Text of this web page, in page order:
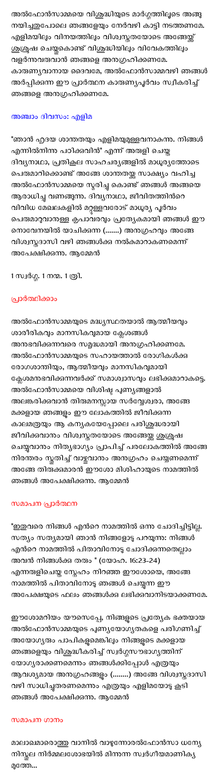
അല്‍ഫോന്‍സാമ്മയെ വിശുദ്ധിയുടെ മാര്‍ഗ്ഗത്തിലൂടെ അങ്ങു
നയിച്ചതുപോലെ ഞങ്ങളേയും നേര്‍വഴി കാട്ടി നടത്തണമേ.
എളിമയിലും വിനയത്തിലും വിശ്വസ്തതയോടെ അങ്ങേയ്ക്ക്
ശുശ്രുഷ ചെയ്തുകൊണ്ട് വിശുദ്ധിയിലും വിവേകത്തിലും
വളര്‍ന്നുവരുവാന്‍ ഞങ്ങളെ അനുഗ്രഹിക്കണമേ.
കാരുണ്യവാനായ ദൈവമേ, അല്‍ഫോന്‍സാമ്മവഴി ഞങ്ങള്‍
അര്‍പ്പിക്കുന്ന ഈ പ്രാര്‍ത്ഥന കാരുണ്യപൂര്‍വം സ്വീകരിച്ച്
ഞങ്ങളെ അനുഗ്രഹിക്കണമേ.
അഞ്ചാം ദിവസം: എളിമ
"ഞാന്‍ ഹൃദയ ശാന്തതയും എളിമയുമുള്ളവനാകുന്നു. നിങ്ങള്‍
എന്നില്‍നിന്നു പഠിക്കുവിന്‍" എന്ന് അരുളി ചെയ്ത
ദിവ്യനാഥാ, പ്രതികൂല സാഹചര്യങ്ങളില്‍ മാധുര്യത്തോടെ
പെരുമാറിക്കൊണ്ട് അങ്ങേ ശാന്തതയ്ക്കു സാക്ഷ്യം വഹിച്ച
അല്‍ഫോന്‍സാമ്മയെ സ്മരിച്ചു കൊണ്ട് ഞങ്ങള്‍ അങ്ങയെ
ആരാധിച്ചു വണങ്ങുന്നു. ദിവ്യനാഥാ, ജീവിതത്തിന്‍റെ
വിവിധ മേഖലകളില്‍ മറ്റുള്ളവരോട് മാധുര്യ പൂര്‍വം
പെരുമാറുവാനുള്ള കൃപാവരവും പ്രത്യേകമായി ഞങ്ങള്‍ ഈ
നൊവേനയില്‍ യാചിക്കുന്ന (.......) അനുഗ്രഹവും അങ്ങേ
വിശ്വസ്തദാസി വഴി ഞങ്ങള്‍ക്കു നല്‍കുമാറാകണമെന്ന്
അപേക്ഷിക്കുന്നു. ആമ്മേന്‍
1 സ്വര്‍ഗ്ഗ. 1 നന്മ. 1 ത്രി.
പ്രാര്‍ത്ഥിക്കാം
അല്‍ഫോന്‍സാമ്മയുടെ മദ്ധ്യസ്ഥതയാല്‍ ആത്മീയവും
ശാരീരികവും മാനസികവുമായ ക്ലേശങ്ങള്‍
അനുഭവിക്കുന്നവരെ സമൃദ്ധമായി അനുഗ്രഹിക്കണമേ.
അല്‍ഫോന്‍സാമ്മയുടെ സഹായത്താല്‍ രോഗികള്‍ക്കു
രോഗശാന്തിയും, ആത്മീയവും മാനസികവുമായി
ക്ലേശമനുഭവിക്കുന്നവര്‍ക്ക്‌ സമാശ്വാസവും ലഭിക്കുമാറാകട്ടെ.
അല്‍ഫോന്‍സാമ്മയെ വിശിഷ്ട പുണ്യങ്ങളാല്‍
അലങ്കരിക്കുവാന്‍ തിരുമനസ്സായ സര്‍വ്വേശ്വരാ, അങ്ങേ
മക്കളായ ഞങ്ങളും ഈ ലോകത്തില്‍ ജീവിക്കുന്ന
കാലമത്രയും ആ കന്യകയേപ്പോലെ പരിശുദ്ധരായി
ജീവിക്കുവാനും വിശ്വസ്തതയോടെ അങ്ങേയ്ക്കു ശുശ്രുഷ
ചെയ്യുവാനും നിത്യഭാഗ്യം പ്രാപിച്ച് പരലോകത്തില്‍ അങ്ങേ
നിരന്തരം സ്തുതിച്ച് വാഴ്ത്തുവാനും അനുഗ്രഹം ചെയ്യണമെന്ന്
അങ്ങേ തിരുക്കുമാരന്‍ ഈശോ മിശിഹായുടെ നാമത്തില്‍
ഞങ്ങള്‍ അപേക്ഷിക്കുന്നു. ആമ്മേന്‍
സമാപന പ്രാര്‍ത്ഥന
"ഇതുവരെ നിങ്ങള്‍ എന്‍റെ നാമത്തില്‍ ഒന്നു ചോദിച്ചിട്ടില്ല.
സത്യം സത്യമായി ഞാന്‍ നിങ്ങളോടു പറയുന്നു: നിങ്ങള്‍
എന്‍റെ നാമത്തില്‍ പിതാവിനോടു ചോദിക്കുന്നതെല്ലാം
അവന്‍ നിങ്ങള്‍ക്കു തരും " (യോഹ. 16:23-24)
എന്നരുളിചെയ്ത സ്നേഹം നിറഞ്ഞ ഈശോയെ, അങ്ങേ
നാമത്തില്‍ പിതാവിനോടു ഞങ്ങള്‍ ചെയ്യുന്ന ഈ
അപേക്ഷയുടെ ഫലം ഞങ്ങള്‍ക്കു ലഭിക്കുവാനിടയാക്കണമേ.
ഈശോമറിയം യൗസെപ്പേ, നിങ്ങളുടെ പ്രത്യേക ഭക്തയായ
അല്‍ഫോന്‍സാമ്മയുടെ പുണ്യയോഗ്യതകളെ പരിഗണിച്ച്
അയോഗ്യരും പാപികളുമെങ്കിലും നിങ്ങളുടെ മക്കളായ
ഞങ്ങളെയും വിശുദ്ധീകരിച്ച് സ്വര്‍ഗ്ഗസൗഭാഗ്യത്തിന്
യോഗ്യരാക്കണമെന്നും ഞങ്ങള്‍ക്കിപ്പോള്‍ എത്രയും
ആവശ്യമായ അനുഗ്രഹങ്ങളും (........) അങ്ങേ വിശ്വസ്തദാസി
വഴി സാധിച്ചുതരണമെന്നും എത്രയും എളിമയോടു കൂടി
ഞങ്ങള്‍ അപേക്ഷിക്കുന്നു. ആമ്മേന്‍
സമാപന ഗാനം
മാലാഖമാരൊത്തു വാനില്‍ വാഴുന്നോരല്‍ഫോന്‍സാ ധന്യേ
നിസ്തുല നിര്‍മ്മലശോഭയില്‍ മിന്നുന്ന സ്വര്‍ഗീയമാണിക്യ
മുത്തേ...